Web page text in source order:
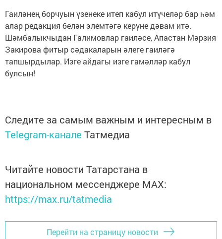
Гаиләнең борчуын үзенеке итеп кабул итүчеләр бар һәм
алар редакция белән элемтәгә керүне дәвам итә.
Шәмбалыкчыдан Галимовлар гаиләсе, Апастан Мәрзия
Закирова фитыр сәдакаларын әлеге гаиләгә
тапшырдылар. Изге айдагы изге гамәлләр кабул
булсын!
Следите за самым важным и интересным в
Telegram-канале Татмедиа
Читайте новости Татарстана в
национальном мессенджере MАХ:
https://max.ru/tatmedia
Перейти на страницу новости